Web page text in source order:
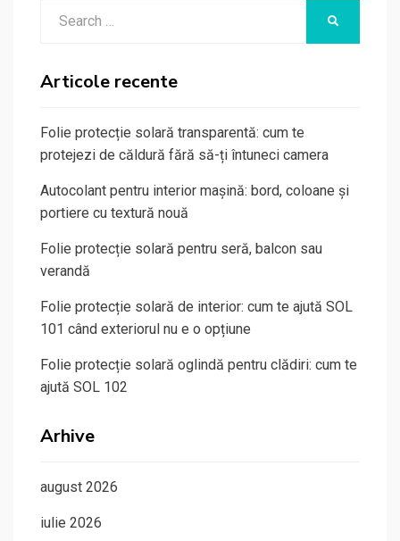
Articole recente
Folie protecție solară transparentă: cum te
protejezi de căldură fără să-ți întuneci camera
Autocolant pentru interior mașină: bord, coloane și
portiere cu textură nouă
Folie protecție solară pentru seră, balcon sau
verandă
Folie protecție solară de interior: cum te ajută SOL
101 când exteriorul nu e o opțiune
Folie protecție solară oglindă pentru clădiri: cum te
ajută SOL 102
Arhive
august 2026
iulie 2026